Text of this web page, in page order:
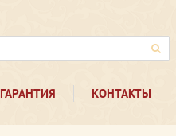
ГАРАНТИЯ КОНТАКТЫ